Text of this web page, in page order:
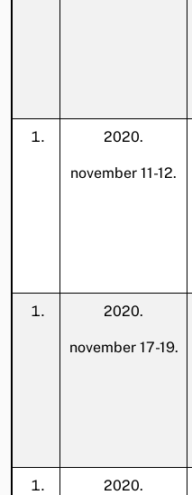
2020.
november 11-12.
2020.
november 17-19.
2020.